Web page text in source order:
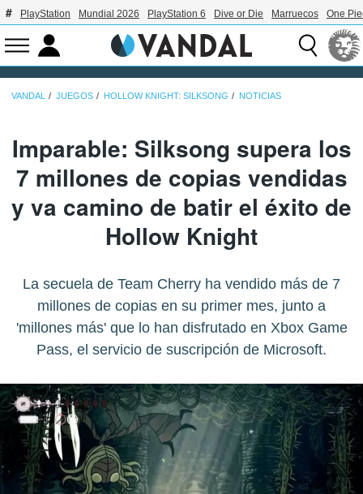
PlayStation Mundial 2026 PlayStation 6 Dive or Die Marruecos One
VANDAL JUEGOS HOLLOW KNIGHT: SILKSONG NOTICIAS
Imparable: Silksong supera los
7 millones de copias vendidas
y va camino de batir el éxito de
Hollow Knight
La secuela de Team Cherry ha vendido más de 7
millones de copias en su primer mes, junto a
'millones más' que lo han disfrutado en Xbox Game
Pass, el servicio de suscripción de Microsoft.